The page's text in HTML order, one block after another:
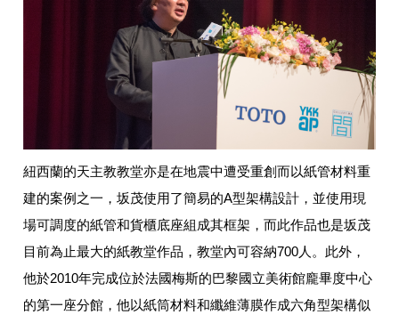
紐西蘭的天主教教堂亦是在地震中遭受重創而以紙管材料重
建的案例之一，坂茂使用了簡易的A型架構設計，並使用現
場可調度的紙管和貨櫃底座組成其框架，而此作品也是坂茂
目前為止最大的紙教堂作品，教堂內可容納700人。此外，
他於2010年完成位於法國梅斯的巴黎國立美術館龐畢度中心
的第一座分館，他以紙筒材料和纖維薄膜作成六角型架構似